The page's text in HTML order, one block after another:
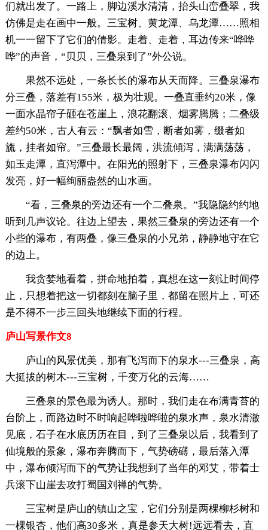
们就出发了。一路上，脚边溪水清清，抬头山峦叠翠，我
仿佛是走在画中一般。三宝树、黄龙潭、乌龙潭……照相
机一一留下了它们的倩影。走着、走着，耳边传来“哗哗
哗”的声音，“贝贝，三叠泉到了”外公说。
果然不远处，一条长长的瀑布从天而降。三叠泉瀑布
分三叠，落差有155米，极为壮观。一叠直垂约20米，像
一面水晶帘子砸在苍崖上，浪花翻滚、烟雾腾腾；二叠级
差约50米，古人有云：“飘者如雪，断者如雾，缀者如
旒，挂者如帘。”三叠最长最阔，洪流傾泻，满满荡荡，
如玉走潭，直泻潭中。在阳光的照射下，三叠泉瀑布闪闪
发亮，好一幅绚丽盎然的山水画。
“看，三叠泉的旁边还有一个二叠泉。”我隐隐约约地
听到几声议论。往边上望去，果然三叠泉的旁边还有一个
小些的瀑布，有两叠，像三叠泉的小兄弟，静静地守在它
的边上。
我贪婪地看着，拼命地拍着，真想在这一刻让时间停
止，只想着把这一切都刻在脑子里，都留在照片上，可还
是不得不一步三回头地继续下面的行程。
庐山写景作文8
庐山的风景优美，那有飞泻而下的泉水---三叠泉，高
大挺拔的树木---三宝树，千变万化的云海……
三叠泉的景色最为诱人。那时，我们走在布满青苔的
台阶上，而路边时不时响起哗啦哗啦的泉水声，泉水清澈
见底，石子在水底历历在目，到了三叠泉以后，我看到了
仙境般的景象，瀑布奔腾而下，气势磅礴，最后落入潭
中，瀑布倾泻而下的气势让我想到了当年的邓艾，带着士
兵滚下山崖去攻打蜀国刘禅的气势。
三宝树是庐山的镇山之宝，它们分别是两棵柳杉树和
一棵银杏，他们高30多米，真是参天大树!远远看去，直